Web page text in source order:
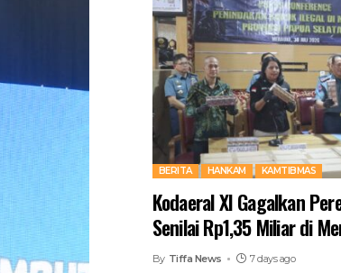
BERITA HANKAM KAMTIBMAS
Kodaeral XI Gagalkan
Senilai Rp1,35 Miliar di
By Tiffa News 7 days ago